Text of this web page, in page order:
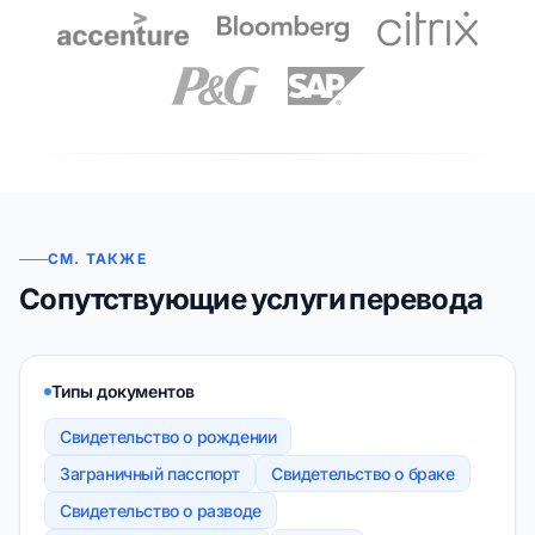
СМ. ТАКЖЕ
Сопутствующие услуги перевода
Типы документов
Свидетельство о рождении
Заграничный пасспорт
Свидетельство о браке
Свидетельство о разводе